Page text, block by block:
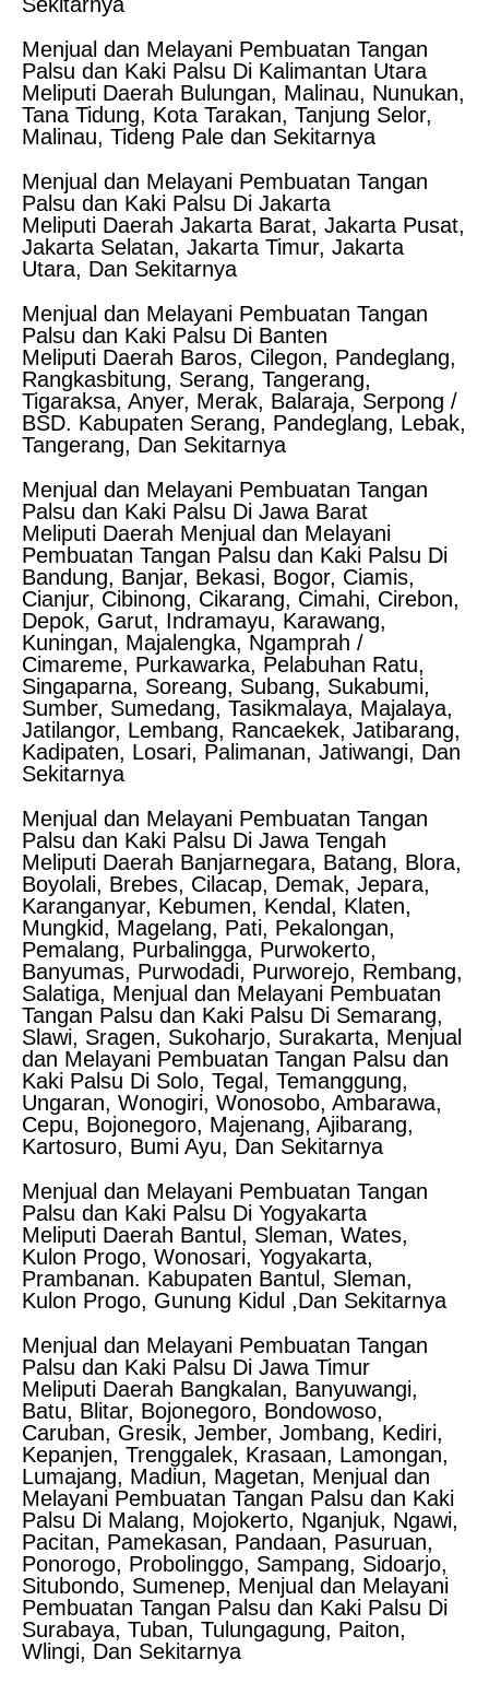
Sekitarnya
Menjual dan Melayani Pembuatan Tangan
Palsu dan Kaki Palsu Di Kalimantan Utara
Meliputi Daerah Bulungan, Malinau, Nunukan,
Tana Tidung, Kota Tarakan, Tanjung Selor,
Malinau, Tideng Pale dan Sekitarnya
Menjual dan Melayani Pembuatan Tangan
Palsu dan Kaki Palsu Di Jakarta
Meliputi Daerah Jakarta Barat, Jakarta Pusat,
Jakarta Selatan, Jakarta Timur, Jakarta
Utara, Dan Sekitarnya
Menjual dan Melayani Pembuatan Tangan
Palsu dan Kaki Palsu Di Banten
Meliputi Daerah Baros, Cilegon, Pandeglang,
Rangkasbitung, Serang, Tangerang,
Tigaraksa, Anyer, Merak, Balaraja, Serpong /
BSD. Kabupaten Serang, Pandeglang, Lebak,
Tangerang, Dan Sekitarnya
Menjual dan Melayani Pembuatan Tangan
Palsu dan Kaki Palsu Di Jawa Barat
Meliputi Daerah Menjual dan Melayani
Pembuatan Tangan Palsu dan Kaki Palsu Di
Bandung, Banjar, Bekasi, Bogor, Ciamis,
Cianjur, Cibinong, Cikarang, Cimahi, Cirebon,
Depok, Garut, Indramayu, Karawang,
Kuningan, Majalengka, Ngamprah /
Cimareme, Purkawarka, Pelabuhan Ratu,
Singaparna, Soreang, Subang, Sukabumi,
Sumber, Sumedang, Tasikmalaya, Majalaya,
Jatilangor, Lembang, Rancaekek, Jatibarang,
Kadipaten, Losari, Palimanan, Jatiwangi, Dan
Sekitarnya
Menjual dan Melayani Pembuatan Tangan
Palsu dan Kaki Palsu Di Jawa Tengah
Meliputi Daerah Banjarnegara, Batang, Blora,
Boyolali, Brebes, Cilacap, Demak, Jepara,
Karanganyar, Kebumen, Kendal, Klaten,
Mungkid, Magelang, Pati, Pekalongan,
Pemalang, Purbalingga, Purwokerto,
Banyumas, Purwodadi, Purworejo, Rembang,
Salatiga, Menjual dan Melayani Pembuatan
Tangan Palsu dan Kaki Palsu Di Semarang,
Slawi, Sragen, Sukoharjo, Surakarta, Menjual
dan Melayani Pembuatan Tangan Palsu dan
Kaki Palsu Di Solo, Tegal, Temanggung,
Ungaran, Wonogiri, Wonosobo, Ambarawa,
Cepu, Bojonegoro, Majenang, Ajibarang,
Kartosuro, Bumi Ayu, Dan Sekitarnya
Menjual dan Melayani Pembuatan Tangan
Palsu dan Kaki Palsu Di Yogyakarta
Meliputi Daerah Bantul, Sleman, Wates,
Kulon Progo, Wonosari, Yogyakarta,
Prambanan. Kabupaten Bantul, Sleman,
Kulon Progo, Gunung Kidul ,Dan Sekitarnya
Menjual dan Melayani Pembuatan Tangan
Palsu dan Kaki Palsu Di Jawa Timur
Meliputi Daerah Bangkalan, Banyuwangi,
Batu, Blitar, Bojonegoro, Bondowoso,
Caruban, Gresik, Jember, Jombang, Kediri,
Kepanjen, Trenggalek, Krasaan, Lamongan,
Lumajang, Madiun, Magetan, Menjual dan
Melayani Pembuatan Tangan Palsu dan Kaki
Palsu Di Malang, Mojokerto, Nganjuk, Ngawi,
Pacitan, Pamekasan, Pandaan, Pasuruan,
Ponorogo, Probolinggo, Sampang, Sidoarjo,
Situbondo, Sumenep, Menjual dan Melayani
Pembuatan Tangan Palsu dan Kaki Palsu Di
Surabaya, Tuban, Tulungagung, Paiton,
Wlingi, Dan Sekitarnya